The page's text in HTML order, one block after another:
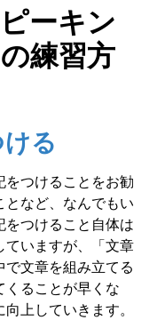
ーキン
練習方
る
つけることをお勧
など、なんでもい
つけること自体は
ていますが、「文章
文章を組み立てる
くることが早くな
上していきます。